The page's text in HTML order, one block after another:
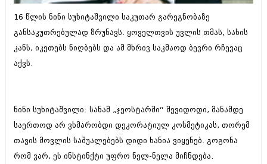
ავტორჩევები
ბელადები
თემიდას სასწორი
იუმორი
გვარები
თემიდას სასწორი
ჰოროსკოპი და შეუცნობელი
კრიმინალი
16 წლის ნინი სუხიტაშვილი საკუთარ გარეგნობაზე
განსაკუთრებულად ზრუნავს. ყოველთვის უვლის თმას, სახის
კანს, იკეთებს ნიღბებს და ამ მხრივ საკმაოდ ბევრი რჩევაც
აქვს.
ნინი სუხიტაშვილი: სანამ „ჯეოსტარში“ შევიდოდი, მანამდე
საერთოდ არ ვხმარობდი დეკორატიულ კოსმეტიკას, თორემ
თავის მოვლის საშუალებებს დიდი ხანია ვიყენებ. გოგონა
რომ ვარ, ეს ინსტინქტი უფრო ნელ-ნელა მიჩნდება.